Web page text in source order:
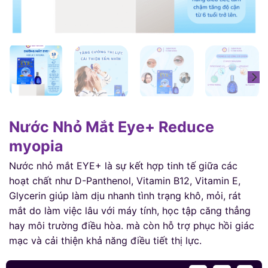
Nước Nhỏ Mắt Eye+ Reduce
myopia
Nước nhỏ mắt EYE+ là sự kết hợp tinh tế giữa các
hoạt chất như D-Panthenol, Vitamin B12, Vitamin E,
Glycerin giúp làm dịu nhanh tình trạng khô, mỏi, rát
mắt do làm việc lâu với máy tính, học tập căng thẳng
hay môi trường điều hòa. mà còn hỗ trợ phục hồi giác
mạc và cải thiện khả năng điều tiết thị lực.